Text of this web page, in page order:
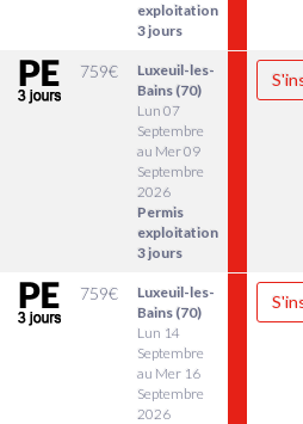
exploitation
3 jours
759€
Luxeuil-les-
Bains (70)
Lun 07
Septembre
au Mer 09
Septembre
2026
Permis
exploitation
3 jours
759€
Luxeuil-les-
Bains (70)
Lun 14
Septembre
au Mer 16
Septembre
2026